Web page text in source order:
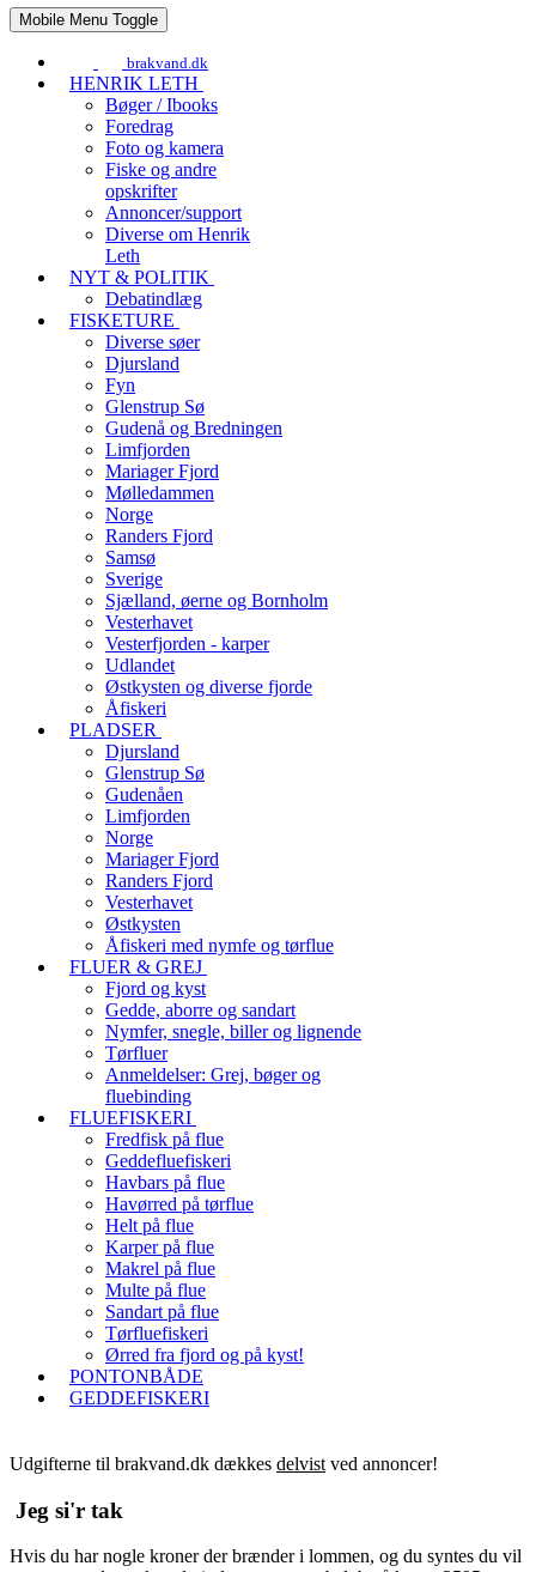
Mobile Menu Toggle
brakvand.dk
HENRIK LETH
Bøger / Ibooks
Foredrag
Foto og kamera
Fiske og andre
opskrifter
Annoncer/support
Diverse om Henrik
Leth
NYT & POLITIK
Debatindlæg
FISKETURE
Diverse søer
Djursland
Fyn
Glenstrup Sø
Gudenå og Bredningen
Limfjorden
Mariager Fjord
Mølledammen
Norge
Randers Fjord
Samsø
Sverige
Sjælland, øerne og Bornholm
Vesterhavet
Vesterfjorden - karper
Udlandet
Østkysten og diverse fjorde
Åfiskeri
PLADSER
Djursland
Glenstrup Sø
Gudenåen
Limfjorden
Norge
Mariager Fjord
Randers Fjord
Vesterhavet
Østkysten
Åfiskeri med nymfe og tørflue
FLUER & GREJ
Fjord og kyst
Gedde, aborre og sandart
Nymfer, snegle, biller og lignende
Tørfluer
Anmeldelser: Grej, bøger og
fluebinding
FLUEFISKERI
Fredfisk på flue
Geddefluefiskeri
Havbars på flue
Havørred på tørflue
Helt på flue
Karper på flue
Makrel på flue
Multe på flue
Sandart på flue
Tørfluefiskeri
Ørred fra fjord og på kyst!
PONTONBÅDE
GEDDEFISKERI
Udgifterne til brakvand.dk dækkes delvist ved annoncer!
Jeg si'r tak
Hvis du har nogle kroner der brænder i lommen, og du syntes du vil